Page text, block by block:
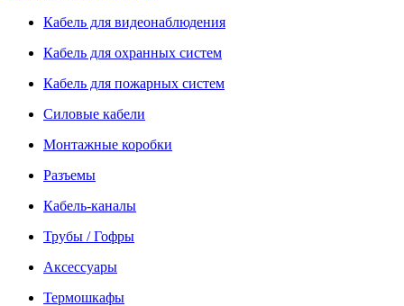
Кабель для видеонаблюдения
Кабель для охранных систем
Кабель для пожарных систем
Силовые кабели
Монтажные коробки
Разъемы
Кабель-каналы
Трубы / Гофры
Аксессуары
Термошкафы